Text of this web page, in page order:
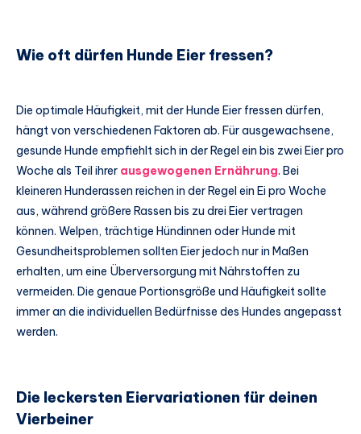
Wie oft dürfen Hunde Eier fressen?
Die optimale Häufigkeit, mit der Hunde Eier fressen dürfen,
hängt von verschiedenen Faktoren ab. Für ausgewachsene,
gesunde Hunde empfiehlt sich in der Regel ein bis zwei Eier pro
Woche als Teil ihrer ausgewogenen Ernährung. Bei
kleineren Hunderassen reichen in der Regel ein Ei pro Woche
aus, während größere Rassen bis zu drei Eier vertragen
können. Welpen, trächtige Hündinnen oder Hunde mit
Gesundheitsproblemen sollten Eier jedoch nur in Maßen
erhalten, um eine Überversorgung mit Nährstoffen zu
vermeiden. Die genaue Portionsgröße und Häufigkeit sollte
immer an die individuellen Bedürfnisse des Hundes angepasst
werden.
Die leckersten Eiervariationen für deinen
Vierbeiner